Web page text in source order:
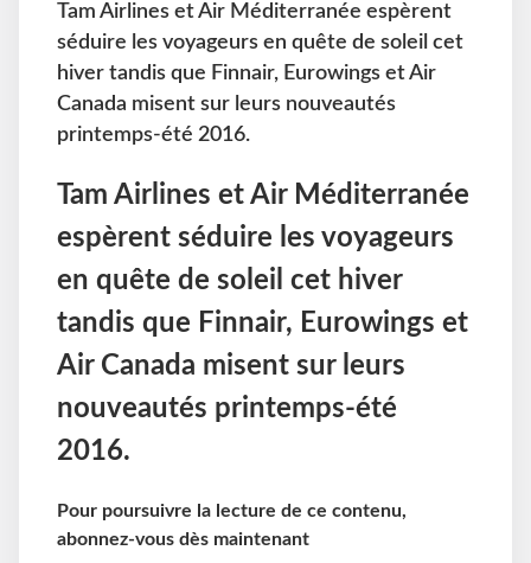
Tam Airlines et Air Méditerranée espèrent
séduire les voyageurs en quête de soleil cet
hiver tandis que Finnair, Eurowings et Air
Canada misent sur leurs nouveautés
printemps-été 2016.
Tam Airlines et Air Méditerranée
espèrent séduire les voyageurs
en quête de soleil cet hiver
tandis que Finnair, Eurowings et
Air Canada misent sur leurs
nouveautés printemps-été
2016.
Pour poursuivre la lecture de ce contenu,
abonnez-vous dès maintenant